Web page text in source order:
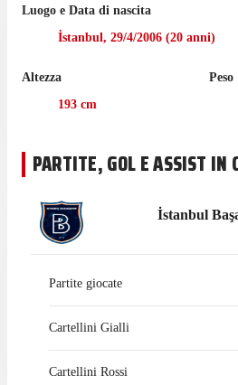
nell'ultima stagione con l'Istanbul
Yilmaz ha iniziato la sua esperienza
l'Istanbul Ba?ak?ehir, per cui non ha
presenza in campionato.
Luogo e Data di nascita
İstanbul, 29/4/2006 (20 anni)
Altezza
193 cm
Peso
PARTITE, GOL E ASSIST IN
İstanbul
Partite giocate
Cartellini Gialli
Cartellini Rossi